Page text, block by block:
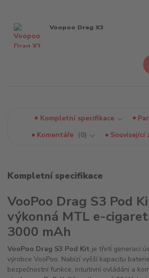
Voopoo Drag X3
Kompletní specifikace
Komentáře
0 Související
Kompletní specifikace
VooPoo Drag S3 Pod
výkonná MTL e-
3000 mAh
VooPoo Drag S3 Pod Kit je třetí generací
výrobce VooPoo. Nabízí vyšší kapacitu
bezpečnostní funkce, intuitivní ovládání a